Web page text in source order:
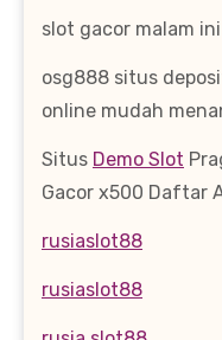
slot gacor malam ini
osg888 situs
online mudah
Situs Demo Slot
Gacor x500 Daftar
rusiaslot88
rusiaslot88